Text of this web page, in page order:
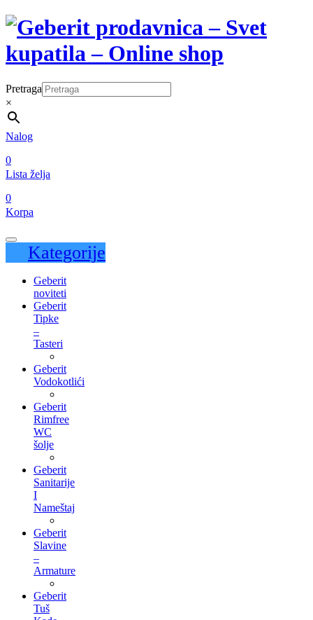
Pretraga
×
Nalog
0
Lista želja
0
Korpa
Kategorije
Geberit
noviteti
Geberit
Tipke
–
Tasteri
Geberit
Vodokotlići
Geberit
Rimfree
WC
šolje
Geberit
Sanitarije
I
Nameštaj
Geberit
Slavine
–
Armature
Geberit
Tuš